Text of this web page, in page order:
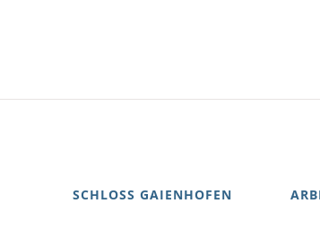
SCHLOSS GAIENHOFEN